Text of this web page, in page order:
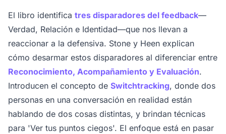
El libro identifica tres disparadores del feedback—
Verdad, Relación e Identidad—que nos llevan a
reaccionar a la defensiva. Stone y Heen explican
cómo desarmar estos disparadores al diferenciar entre
Reconocimiento, Acompañamiento y Evaluación.
Introducen el concepto de Switchtracking, donde dos
personas en una conversación en realidad están
hablando de dos cosas distintas, y brindan técnicas
para 'Ver tus puntos ciegos'. El enfoque está en pasar